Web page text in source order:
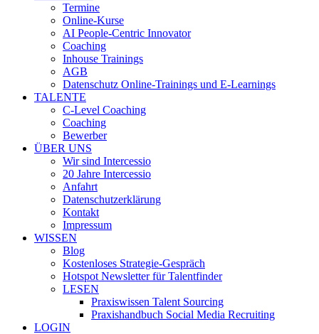
Termine
Online-Kurse
AI People-Centric Innovator
Coaching
Inhouse Trainings
AGB
Datenschutz Online-Trainings und E-Learnings
TALENTE
C-Level Coaching
Coaching
Bewerber
ÜBER UNS
Wir sind Intercessio
20 Jahre Intercessio
Anfahrt
Datenschutzerklärung
Kontakt
Impressum
WISSEN
Blog
Kostenloses Strategie-Gespräch
Hotspot Newsletter für Talentfinder
LESEN
Praxiswissen Talent Sourcing
Praxishandbuch Social Media Recruiting
LOGIN